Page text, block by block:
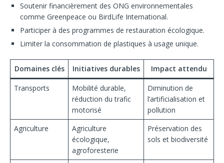
Soutenir financièrement des ONG environnementales
comme Greenpeace ou BirdLife International.
Participer à des programmes de restauration écologique.
Limiter la consommation de plastiques à usage unique.
Domaines clés Initiatives durables Impact attendu
Transports
Mobilité durable,
réduction du trafic
motorisé
Diminution de
l’artificialisation et
pollution
Agriculture
Agriculture
écologique,
agroforesterie
Préservation des
sols et biodiversité